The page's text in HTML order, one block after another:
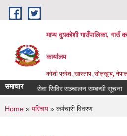
Skip to main content
माप्य दुधकोशी गाउँपालिका, गाउँ
कार्यालय
कोशी प्रदेश, खास्ताप, सोलुखुम्बु, नेपाल
समाचार सेवा सिविर सञ्चालन सम्बन्धी सूचना
You are here
Home » परिचय » कर्मचारी विवरण